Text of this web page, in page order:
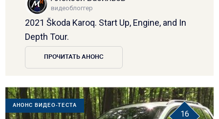
видеоблоггер
2021 Škoda Karoq. Start Up, Engine, and In
Depth Tour.
ПРОЧИТАТЬ АНОНС
АНОНС ВИДЕО-ТЕСТА
16